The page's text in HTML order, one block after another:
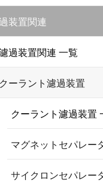
装置関連
過装置関連 一覧
クーラント濾過装置
クーラント濾過装置
マグネットセパレー
サイクロンセパレー